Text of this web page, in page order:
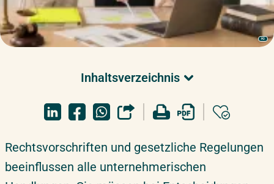
KI
Inhaltsverzeichnis
Recht Weiterbildungen
Überblick
Rechtsvorschriften und gesetzliche Regelungen
beeinflussen alle unternehmerischen